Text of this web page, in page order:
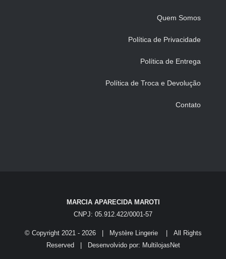
Quem Somos
Política de Privacidade
Política de Entrega
Política de Troca e Devolução
Contato
MARCIA APARECIDA MAROTI
CNPJ: 05.912.422/0001-57
© Copyright 2021 - 2026 | Mystère Lingerie | All Rights
Reserved | Desenvolvido por: MultilojasNet